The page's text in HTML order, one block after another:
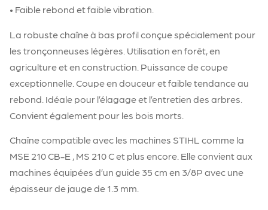
• Faible rebond et faible vibration.
La robuste chaîne à bas profil conçue spécialement pour
les tronçonneuses légères. Utilisation en forêt, en
agriculture et en construction. Puissance de coupe
exceptionnelle. Coupe en douceur et faible tendance au
rebond. Idéale pour l’élagage et l’entretien des arbres.
Convient également pour les bois morts.
Chaîne compatible avec les machines STIHL comme la
MSE 210 CB-E , MS 210 C et plus encore. Elle convient aux
machines équipées d’un guide 35 cm en 3/8P avec une
épaisseur de jauge de 1.3 mm.